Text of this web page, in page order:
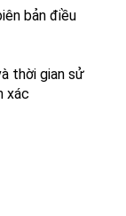
bản điều
thời gian sử
xác